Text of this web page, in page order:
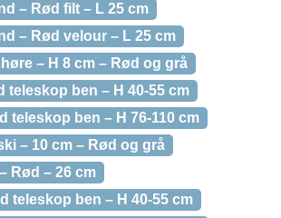
– Rød filt – L 25 cm
– Rød velour – L 25 cm
– H 8 cm – Rød og grå
teleskop ben – H 40-55 cm
teleskop ben – H 76-110 cm
– 10 cm – Rød og grå
Rød – 26 cm
teleskop ben – H 40-55 cm